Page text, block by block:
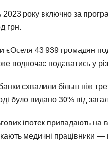
року включно за
грн.
єОселя 43 939 громадян
водночас подаватись у
схвалили більш ніж
було видано 30% від
іпотек припадають
медичні працівники —